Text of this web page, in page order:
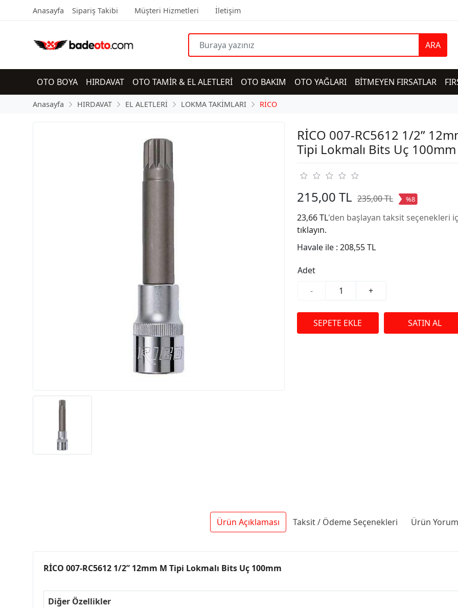
Anasayfa Sipariş Takibi Müşteri Hizmetleri İletişim
ARA
OTO BOYA HIRDAVAT OTO TAMİR & EL ALETLERİ OTO BAKIM OTO YAĞLARI BİTMEYEN FIRSATLAR
Anasayfa HIRDAVAT EL ALETLERİ LOKMA TAKİMLARI RİCO
RİCO 007-RC5612 1/2”
Tipi Lokmalı Bits Uç 100mm
215,00 TL 235,00 TL %8
23,66 TL'den başlayan taksit seçenekleri
tıklayın.
Havale ile : 208,55 TL
Adet
-
+
Ürün Açıklaması Taksit / Ödeme Seçenekleri Ürün
RİCO 007-RC5612 1/2” 12mm M Tipi Lokmalı Bits Uç 100mm
Diğer Özellikler